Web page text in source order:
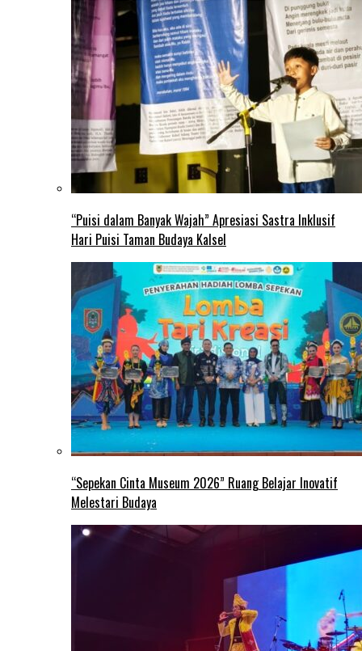
“Puisi dalam Banyak Wajah” Apresiasi Sastra Inklusif
Hari Puisi Taman Budaya Kalsel
“Sepekan Cinta Museum 2026” Ruang Belajar Inovatif
Melestari Budaya